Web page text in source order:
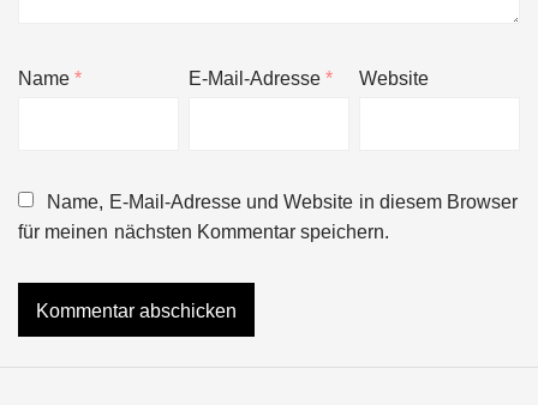
Name* E-Mail-Adresse* Website
Name, E-Mail-Adresse und Website in diesem Browser
für meinen nächsten Kommentar speichern.